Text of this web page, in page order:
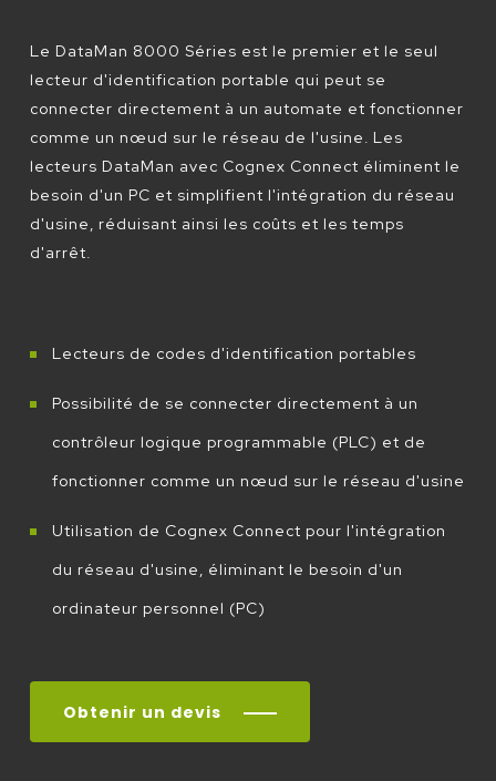
Le DataMan 8000 Séries est le premier et le seul
lecteur d'identification portable qui peut se
connecter directement à un automate et fonctionner
comme un nœud sur le réseau de l'usine. Les
lecteurs DataMan avec Cognex Connect éliminent le
besoin d'un PC et simplifient l'intégration du réseau
d'usine, réduisant ainsi les coûts et les temps
d'arrêt.
Lecteurs de codes d'identification portables
Possibilité de se connecter directement à un
contrôleur logique programmable (PLC) et de
fonctionner comme un nœud sur le réseau d'usine
Utilisation de Cognex Connect pour l'intégration
du réseau d'usine, éliminant le besoin d'un
ordinateur personnel (PC)
Obtenir un devis